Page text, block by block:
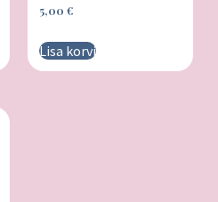
5,00 €
Lisa korvi